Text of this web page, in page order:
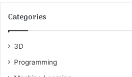
Categories
3D
Programming